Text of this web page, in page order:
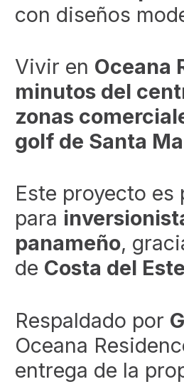
con diseños
Vivir en Oceana
minutos del
zonas
golf de Santa
Este proyecto
para
panameño,
de Costa del
Respaldado por
Oceana
entrega de la